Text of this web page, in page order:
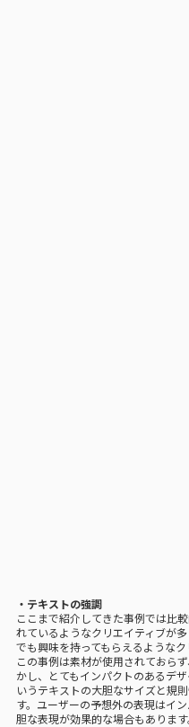
・テキストの強調
ここまで紹介してきた事例では比
れているようなクリエイティブが
でも興味を持ってもらえるような
この事例は素材が使用されておら
かし、とてもインパクトのあるデ
いうテキストの大胆なサイズと規
す。ユーザーの予想外の表現はイ
胆な表現が効果的な場合もあります